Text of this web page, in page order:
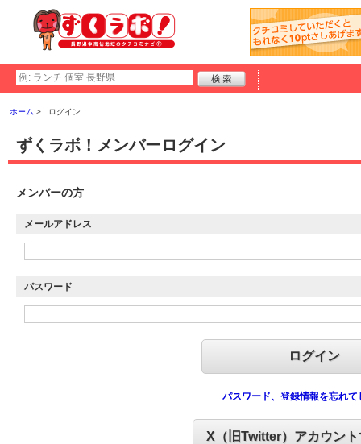
ホーム ログイン
ずくラボ！メンバーログイン
メンバーの方
メールアドレス
パスワード
パスワード、登録情報を忘れて
X（旧Twitter）アカウン